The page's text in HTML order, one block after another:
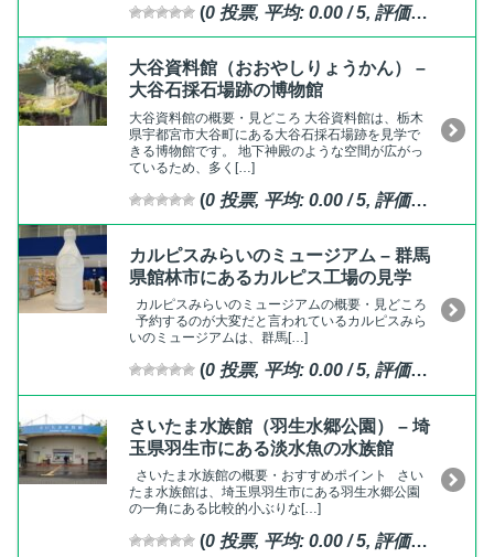
(0 投票, 平均: 0.00 / 5, 評価済
大谷資料館（おおやしりょうかん） –
大谷石採石場跡の博物館
大谷資料館の概要・見どころ 大谷資料館は、栃木
県宇都宮市大谷町にある大谷石採石場跡を見学で
きる博物館です。 地下神殿のような空間が広がっ
ているため、多く[…]
(0 投票, 平均: 0.00 / 5, 評価済
カルピスみらいのミュージアム – 群馬
県館林市にあるカルピス工場の見学
カルピスみらいのミュージアムの概要・見どころ
予約するのが大変だと言われているカルピスみら
いのミュージアムは、群馬[…]
(0 投票, 平均: 0.00 / 5, 評価済
さいたま水族館（羽生水郷公園） – 埼
玉県羽生市にある淡水魚の水族館
さいたま水族館の概要・おすすめポイント さい
たま水族館は、埼玉県羽生市にある羽生水郷公園
の一角にある比較的小ぶりな[…]
(0 投票, 平均: 0.00 / 5, 評価済